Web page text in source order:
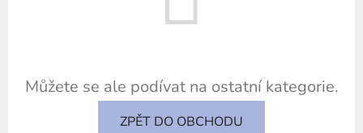
Můžete se ale podívat na ostatní kategorie.
ZPĚT DO OBCHODU